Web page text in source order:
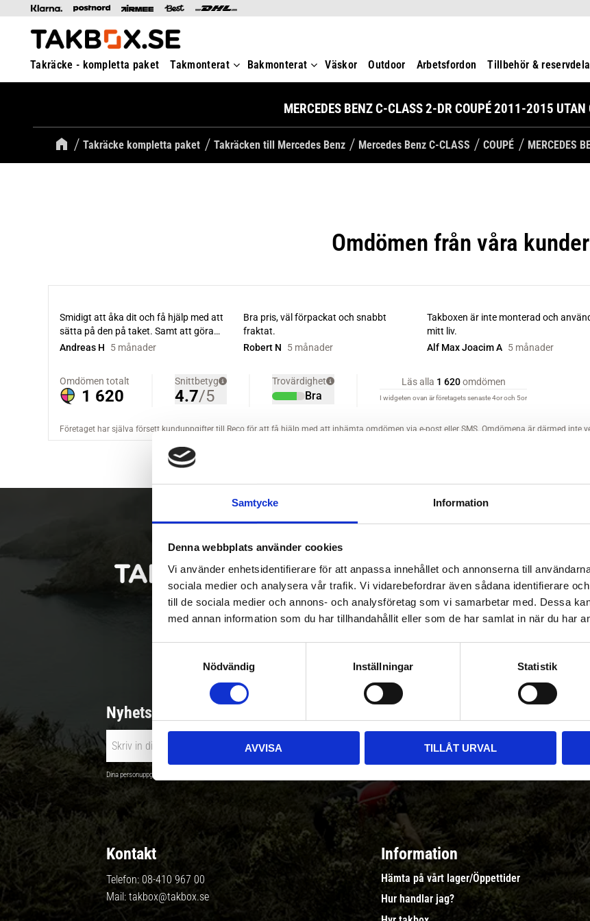
Samtycke Information
Denna webbplats använder cookies
Vi använder enhetsidentifierare för att anpassa innehållet och annonserna till
sociala medier och analysera vår trafik. Vi vidarebefordrar även sådana identifierare
till de sociala medier och annons- och analysföretag som vi samarbetar med. Dessa
med annan information som du har tillhandahållit eller som de har samlat in när du har
c
k
e
s
l
Nödvändig Inställningar Statistik
AVVISA TILLÅT URVAL
Takräcke - kompletta paket Takmonterat Bakmonterat Väskor Outdoor Arbetsfordon Tillbehör &
MERCEDES BENZ C-CLASS 2-DR COUPÉ 2011-2015 UTAN
Takräcke kompletta paket Takräcken till Mercedes Benz Mercedes Benz C-CLASS COUPÉ MERCEDES
Betala säkert || Välj || Snabba leveranser || Eller || Hämta på
Nyhetsbrev - Ta del av nyheter & erbjudanden
Dina personuppgifter behandlas i enlighet med vår
Kontakt
Telefon: 08-410 967 00
Mail: takbox@takbox.se
Information
Hämta på vårt lager/Öppettider
Hur handlar jag?